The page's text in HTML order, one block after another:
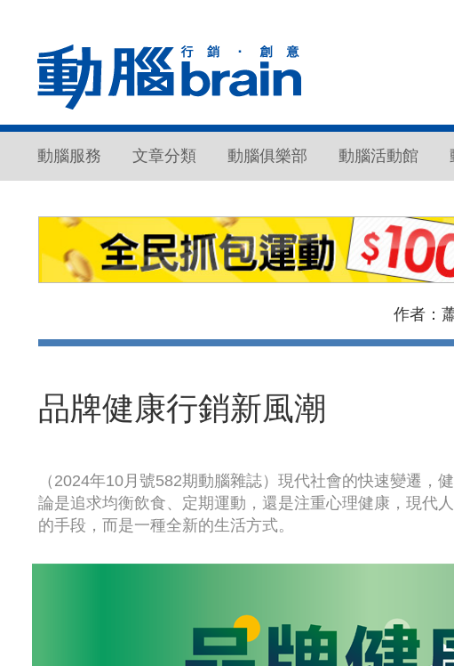
動腦服務 文章分類 動腦俱樂部 動腦活動館
作者：
品牌健康行銷新風潮
（2024年10月號582期動腦雜誌）現代社會的快速變遷，
論是追求均衡飲食、定期運動，還是注重心理健康，現代
的手段，而是一種全新的生活方式。